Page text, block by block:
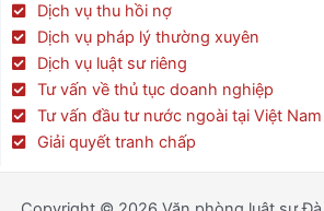
Dịch vụ thu hồi nợ
Dịch vụ pháp lý thường xuyên
Dịch vụ luật sư riêng
Tư vấn về thủ tục doanh nghiệp
Tư vấn đầu tư nước ngoài tại Việt Nam
Giải quyết tranh chấp